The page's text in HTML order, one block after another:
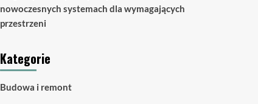
nowoczesnych systemach dla wymagających
przestrzeni
Kategorie
Budowa i remont